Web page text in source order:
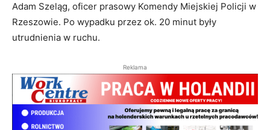
Adam Szeląg, oficer prasowy Komendy Miejskiej Policji w
Rzeszowie. Po wypadku przez ok. 20 minut były
utrudnienia w ruchu.
Reklama